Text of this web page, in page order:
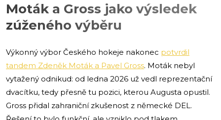
Moták a Gross jako výsledek
zúženého výběru
Výkonný výbor Českého hokeje nakonec potvrdil
tandem Zdeněk Moták a Pavel Gross. Moták nebyl
vytažený odnikud: od ledna 2026 už vedl reprezentační
dvacítku, tedy přesně tu pozici, kterou Augusta opustil.
Gross přidal zahraniční zkušenost z německé DEL.